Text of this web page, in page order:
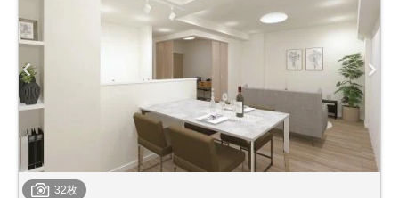
32枚